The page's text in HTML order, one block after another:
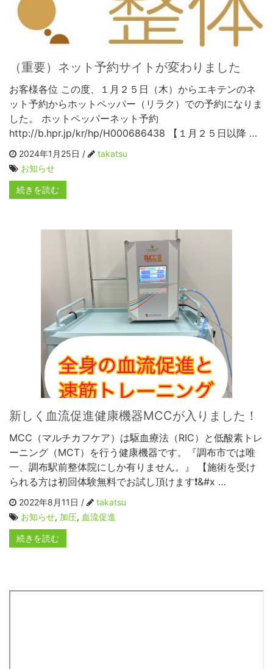
（重要）ネット予約サイトが変わりました
お客様各位 この度、１月２５日（木）からエキテンのネ
ット予約からホットペッパー（リラク）での予約になりま
した。 ホットペッパーネット予約
http://b.hpr.jp/kr/hp/H000686438 【１月２５日以降 …
2024年1月25日 /
takatsu
お知らせ
続きを読む
新しく血流促進健康機器MCCが入りました！
MCC（マルチカフケア）は駆血療法（RIC）と低酸素トレ
ーニング（MCT）を行う健康機器です。『調布市では唯
一、調布駅前整体院にしか有りません。』 【施術を受け
られる方は初回体験無料でお試し頂けます❗&#x …
2022年8月11日 /
takatsu
お知らせ, 加圧, 血流促進
続きを読む